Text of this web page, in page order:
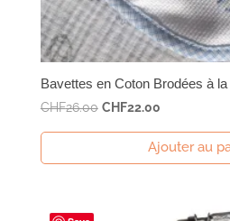
Bavettes en Coton Brodées à
CHF26.00 Le
était :
CHF22.00Le
actuel
est :
Ajouter au